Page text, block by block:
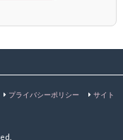
プライバシーポリシー
サイト